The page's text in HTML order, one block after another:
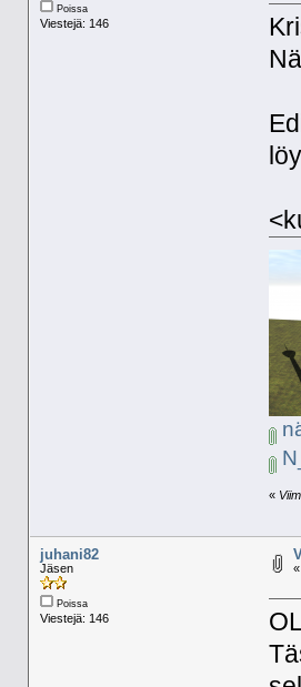
Poissa
Viestejä: 146
«
juhani82
Jäsen
Poissa
Viestejä: 146
«